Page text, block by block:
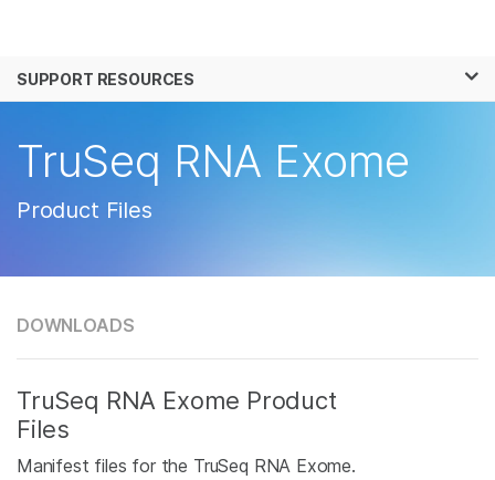
솔루션
SUPPORT RESOURCES
TruSeq RNA Exome
Product Files
DOWNLOADS
TruSeq RNA Exome Product
Files
Manifest files for the TruSeq RNA Exome.
보다 관련성이 높은 콘텐츠를 확인하실 수 있
습니다. 주요 관심 분야를 선택해 주세요:
암 연구
미생물학 연구
농업유전체학 연구
복합 질환 연구
임상 종양학 연구
생식 보건 연구